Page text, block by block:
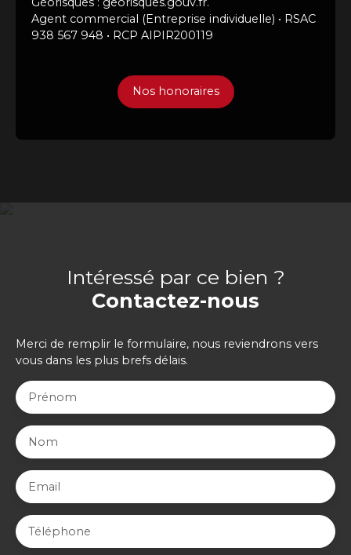
Agent commercial (Entreprise individuelle) • RSAC
938 567 948 • RCP AIPIR200119
Nos honoraires
Intéressé par ce bien ?
Contactez-nous
Merci de remplir le formulaire, nous reviendrons vers
vous dans les plus brefs délais.
Prénom
Nom
Email
Téléphone